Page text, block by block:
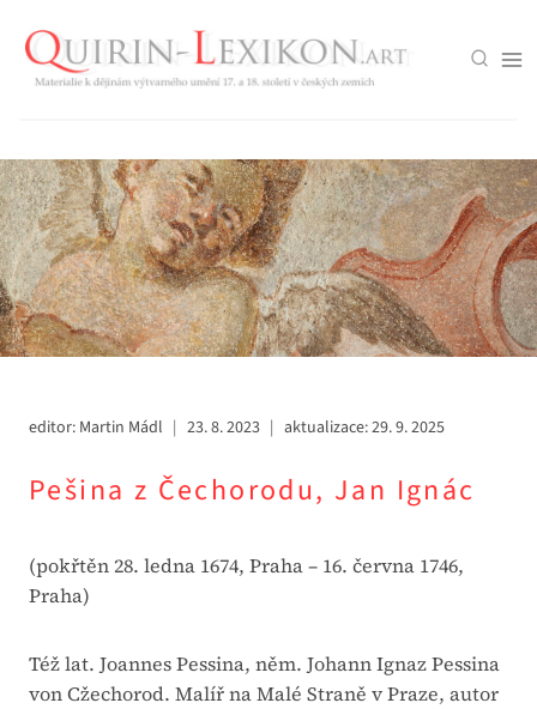
obsah
editor: Martin Mádl 23. 8. 2023 aktualizace:29. 9. 2025
Pešina z Čechorodu, Jan Ignác
(pokřtěn 28. ledna 1674, Praha – 16. června 1746,
Praha)
Též lat. Joannes Pessina, něm. Johann Ignaz Pessina
von Cžechorod. Malíř na Malé Straně v Praze, autor